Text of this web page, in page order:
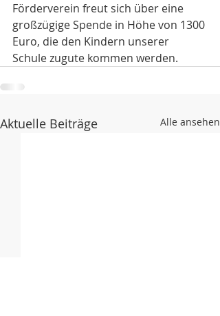
Förderverein freut sich über eine
großzügige Spende in Höhe von 1300
Euro, die den Kindern unserer
Schule zugute kommen werden.
Aktuelle Beiträge Alle ansehen